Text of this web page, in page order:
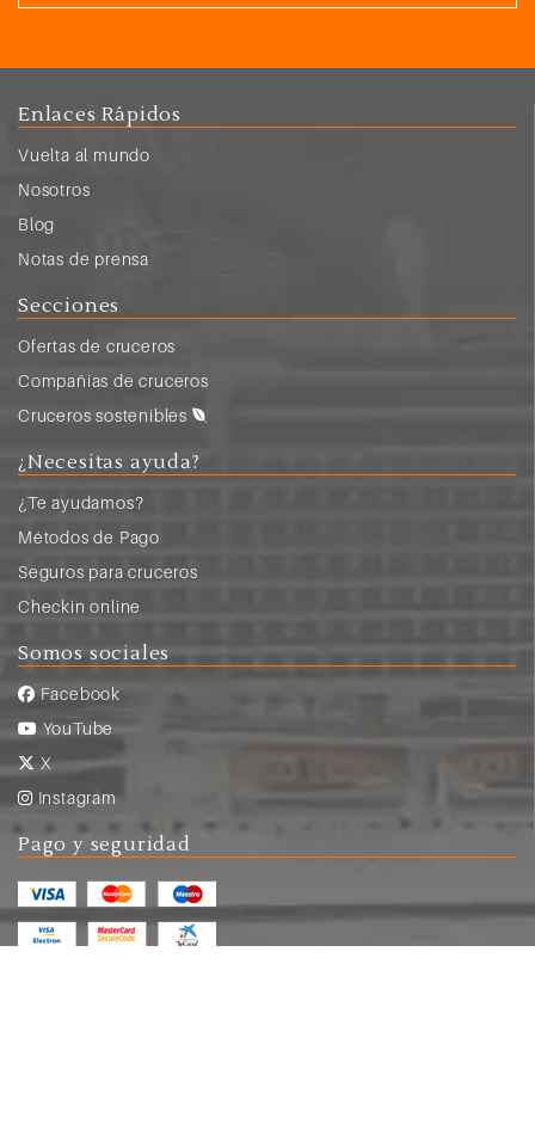
Enlaces Rápidos
Vuelta al mundo
Nosotros
Blog
Notas de prensa
Secciones
Ofertas de cruceros
Compañias de cruceros
Cruceros sostenibles
¿Necesitas ayuda?
¿Te ayudamos?
Métodos de Pago
Seguros para cruceros
Checkin online
Somos sociales
Facebook
YouTube
X
Instagram
Pago y seguridad